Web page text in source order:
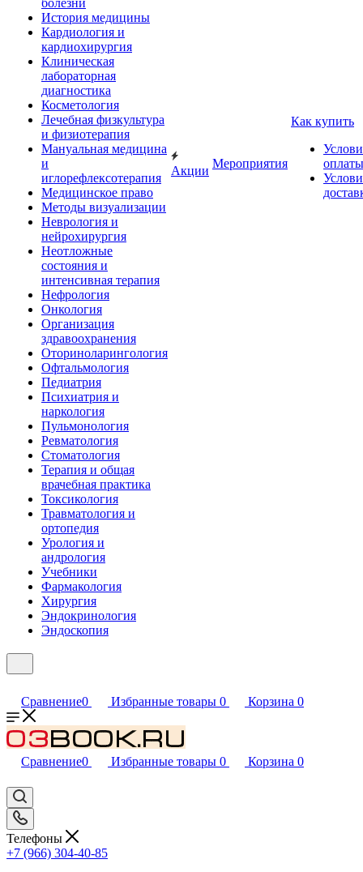
болезни
История медицины
Кардиология и
кардиохирургия
Клиническая
лабораторная
диагностика
Косметология
Лечебная физкультура
и физиотерапия
Мануальная медицина
и
иглорефлексотерапия
Медицинское право
Методы визуализации
Неврология и
нейрохирургия
Неотложные
состояния и
интенсивная терапия
Нефрология
Онкология
Организация
здравоохранения
Оториноларингология
Офтальмология
Педиатрия
Психиатрия и
наркология
Пульмонология
Ревматология
Стоматология
Терапия и общая
врачебная практика
Токсикология
Травматология и
ортопедия
Урология и
андрология
Учебники
Фармакология
Хирургия
Эндокринология
Эндоскопия
Акции
Мероприятия
Как купить
оплаты
Сравнение0 Избранные товары 0 Корзина 0
Сравнение0 Избранные товары 0 Корзина 0
Телефоны
+7 (966) 304-40-85